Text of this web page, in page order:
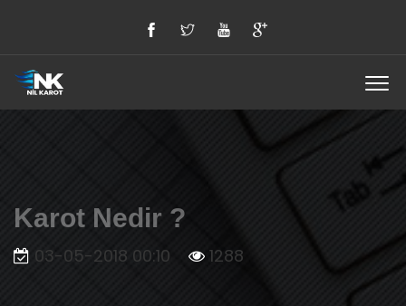
Karot Nedir ?
03-05-2018 00:10 1288